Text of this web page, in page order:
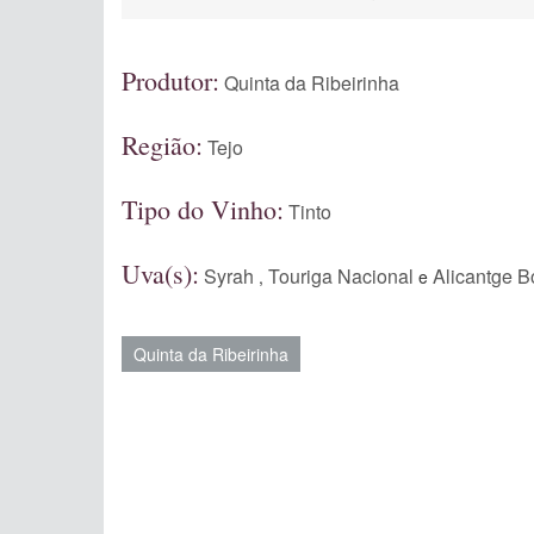
Produtor: Quinta da Ribeirinha
Região: Tejo
Tipo do Vinho: Tinto
Uva(s): Syrah , Touriga Nacional e Alicantge
Quinta da Ribeirinha